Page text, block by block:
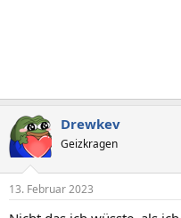
Drewkev
Geizkragen
13. Februar 2023